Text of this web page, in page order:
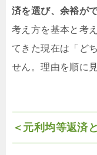
済を選び、余裕が
考え方を基本と考
てきた現在は「ど
せん。理由を順に
＜元利均等返済